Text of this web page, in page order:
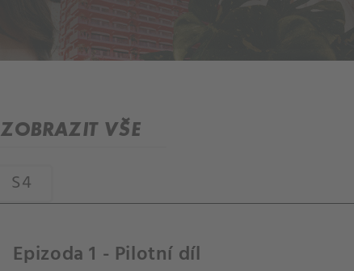
ZOBRAZIT VŠE
S4
Epizoda 1 - Pilotní díl